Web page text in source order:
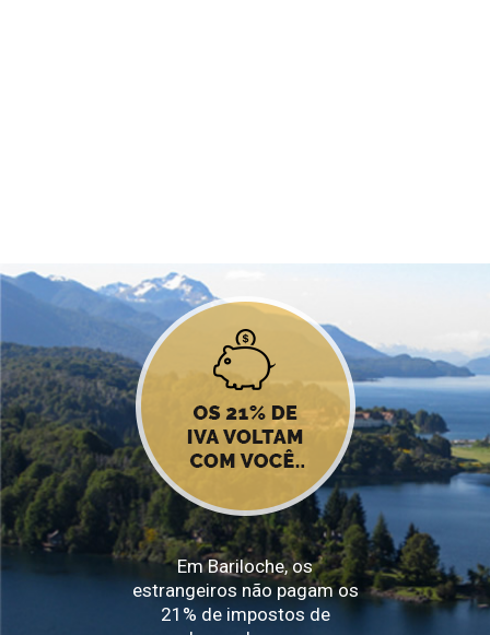
Em Bariloche, os
estrangeiros não pagam os
21% de impostos de